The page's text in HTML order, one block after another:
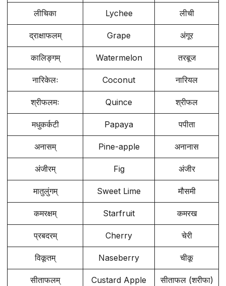
लीचिका Lychee लीची
द्राक्षाफलम् Grape अंगूर
कालिङ्गम् Watermelon तरबूज
नारिकेलः Coconut नारियल
श्रीफलमः Quince श्रीफल
मधुकर्कटी Papaya पपीता
अनासम् Pine-apple अनानास
अंजीरम् Fig अंजीर
मातुलुंगम् Sweet Lime मौसमी
कमरक्षम् Starfruit कमरख
प्रबदरम् Cherry चेरी
विकूतम् Naseberry चीकू
सीताफलम् Custard Apple सीताफल (शरीफा)